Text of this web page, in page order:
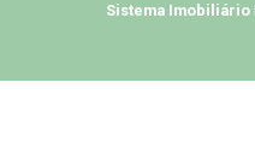
Sistema Imobiliário